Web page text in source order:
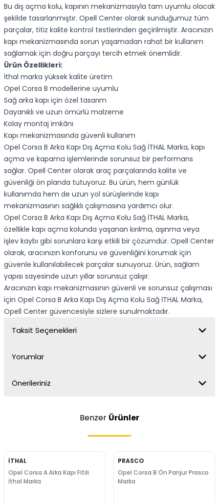
Bu dış açma kolu, kapının mekanizmasıyla tam uyumlu olacak
şekilde tasarlanmıştır. Opell Center olarak sunduğumuz tüm
parçalar, titiz kalite kontrol testlerinden geçirilmiştir. Aracınızın
kapı mekanizmasında sorun yaşamadan rahat bir kullanım
sağlamak için doğru parçayı tercih etmek önemlidir.
Ürün Özellikleri:
İthal marka yüksek kalite üretim
Opel Corsa B modellerine uyumlu
Sağ arka kapı için özel tasarım
Dayanıklı ve uzun ömürlü malzeme
Kolay montaj imkânı
Kapı mekanizmasında güvenli kullanım
Opel Corsa B Arka Kapı Dış Açma Kolu Sağ İTHAL Marka, kapı
açma ve kapama işlemlerinde sorunsuz bir performans
sağlar. Opell Center olarak araç parçalarında kalite ve
güvenliği ön planda tutuyoruz. Bu ürün, hem günlük
kullanımda hem de uzun yol sürüşlerinde kapı
mekanizmasının sağlıklı çalışmasına yardımcı olur.
Opel Corsa B Arka Kapı Dış Açma Kolu Sağ İTHAL Marka,
özellikle kapı açma kolunda yaşanan kırılma, aşınma veya
işlev kaybı gibi sorunlara karşı etkili bir çözümdür. Opell Center
olarak, aracınızın konforunu ve güvenliğini korumak için
güvenle kullanılabilecek parçalar sunuyoruz. Ürün, sağlam
yapısı sayesinde uzun yıllar sorunsuz çalışır.
Aracınızın kapı mekanizmasının güvenli ve sorunsuz çalışması
için Opel Corsa B Arka Kapı Dış Açma Kolu Sağ İTHAL Marka,
Opell Center güvencesiyle sizlere sunulmaktadır.
Taksit Seçenekleri
Yorumlar
Önerileriniz
Benzer Ürünler
İTHAL
Opel Corsa A Arka Kapı Fitili
İthal Marka
PRASCO
Opel Corsa B Ön Panjur Prasco
Marka